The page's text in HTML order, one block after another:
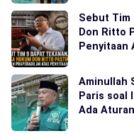
Sebut Tim
Don Ritto
Penyitaan
Aminullah
Paris soal
Ada